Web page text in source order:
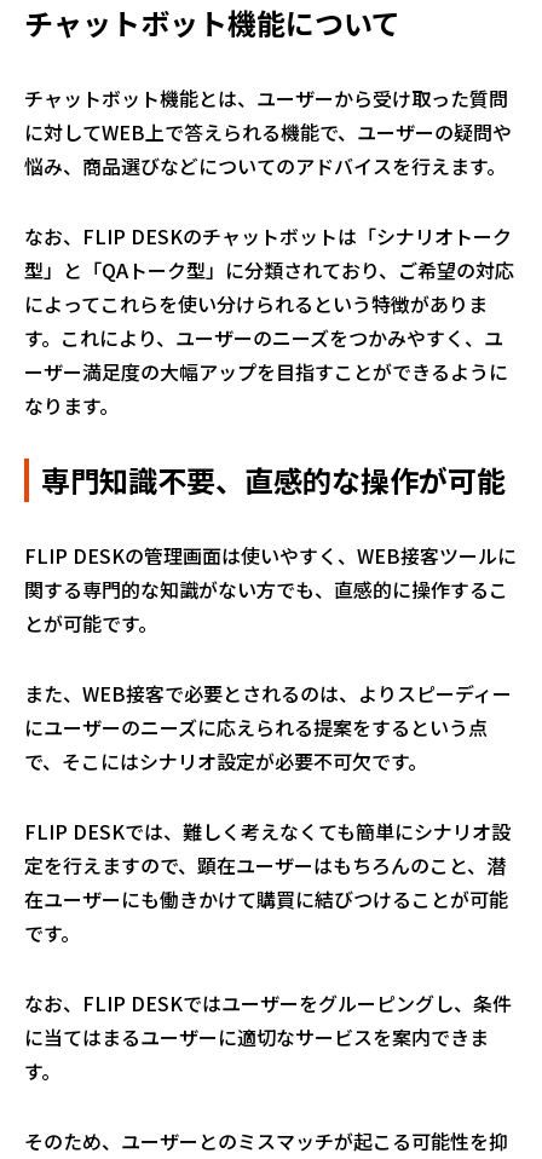
チャットボット機能について
チャットボット機能とは、ユーザーから受け取った質問
に対してWEB上で答えられる機能で、ユーザーの疑問や
悩み、商品選びなどについてのアドバイスを行えます。
なお、FLIP DESKのチャットボットは「シナリオトーク
型」と「QAトーク型」に分類されており、ご希望の対応
によってこれらを使い分けられるという特徴がありま
す。これにより、ユーザーのニーズをつかみやすく、ユ
ーザー満足度の大幅アップを目指すことができるように
なります。
専門知識不要、直感的な操作が可能
FLIP DESKの管理画面は使いやすく、WEB接客ツールに
関する専門的な知識がない方でも、直感的に操作するこ
とが可能です。
また、WEB接客で必要とされるのは、よりスピーディー
にユーザーのニーズに応えられる提案をするという点
で、そこにはシナリオ設定が必要不可欠です。
FLIP DESKでは、難しく考えなくても簡単にシナリオ設
定を行えますので、顕在ユーザーはもちろんのこと、潜
在ユーザーにも働きかけて購買に結びつけることが可能
です。
なお、FLIP DESKではユーザーをグルーピングし、条件
に当てはまるユーザーに適切なサービスを案内できま
す。
そのため、ユーザーとのミスマッチが起こる可能性を抑